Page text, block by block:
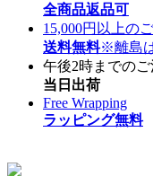
全商品返品可
15,000円以上の
送料無料※離島
午後2時までのご
当日出荷
Free Wrapping
ラッピング無料